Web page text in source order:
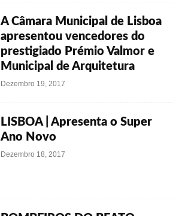
A Câmara Municipal de Lisboa
apresentou vencedores do
prestigiado Prémio Valmor e
Municipal de Arquitetura
Dezembro 19, 2017
LISBOA | Apresenta o Super
Ano Novo
Dezembro 18, 2017